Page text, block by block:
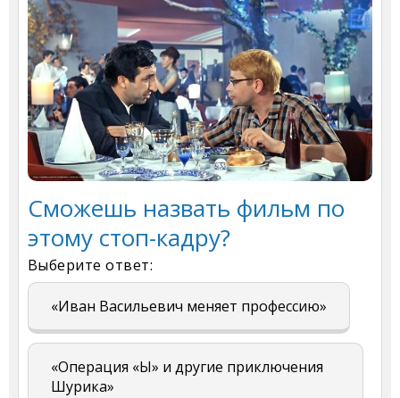
Сможешь назвать фильм по
этому стоп-кадру?
Выберите ответ:
«Иван Васильевич меняет профессию»
«Операция «Ы» и другие приключения
Шурика»